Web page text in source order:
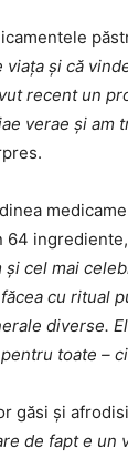
şi că
recent un
verae şi am
64
şi cel mai
cu ritual
diverse.
toate –
găsi și
de fapt e un